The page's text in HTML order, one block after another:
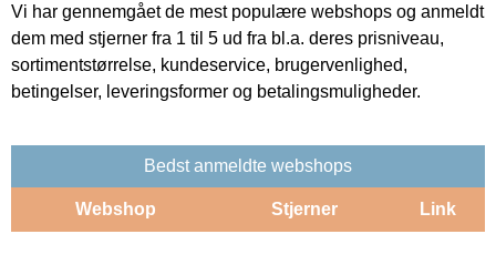
Vi har gennemgået de mest populære webshops og anmeldt
dem med stjerner fra 1 til 5 ud fra bl.a. deres prisniveau,
sortimentstørrelse, kundeservice, brugervenlighed,
betingelser, leveringsformer og betalingsmuligheder.
Bedst anmeldte webshops
Webshop Stjerner Link